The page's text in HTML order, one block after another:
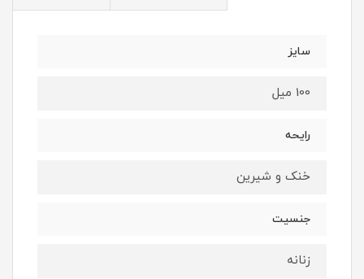
سایز
100 میل
رایحه
خنک و شیرین
جنسیت
زنانه